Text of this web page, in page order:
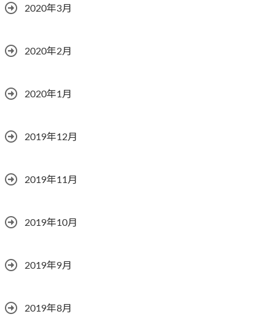
2020年3月
2020年2月
2020年1月
2019年12月
2019年11月
2019年10月
2019年9月
2019年8月